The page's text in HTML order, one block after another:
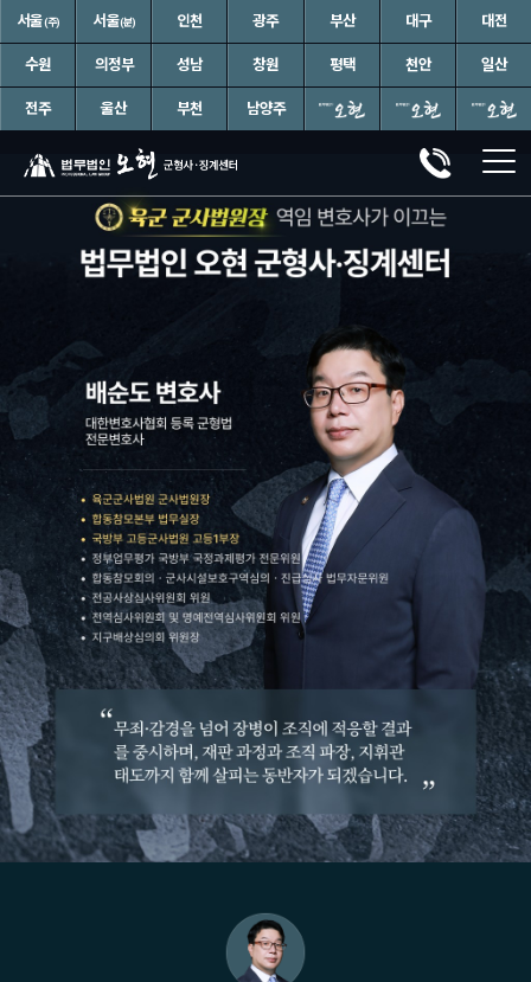
서울(주) 서울(분) 인천 광주 부산 대구 대전
수원 의정부 성남 창원 평택 천안 일산
전주 울산 부천 남양주